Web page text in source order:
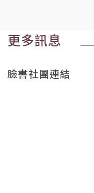
更多訊息
臉書社團連結